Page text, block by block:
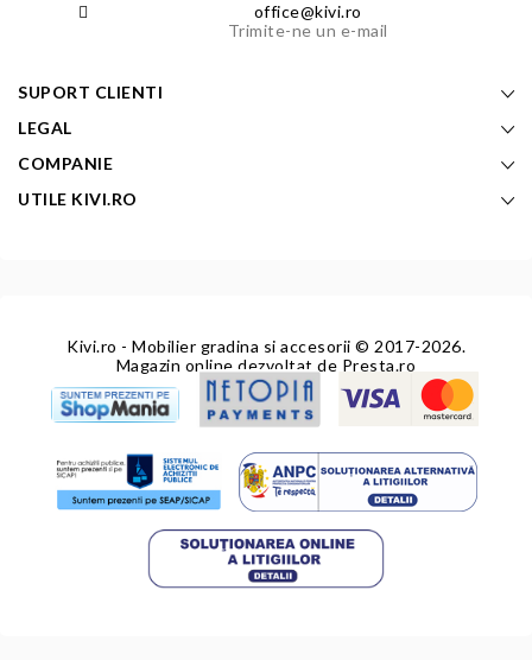
office@kivi.ro
Trimite-ne un e-mail
SUPORT CLIENTI
LEGAL
COMPANIE
UTILE KIVI.RO
Kivi.ro - Mobilier gradina si accesorii © 2017-2026.
Magazin online dezvoltat de Presta.ro